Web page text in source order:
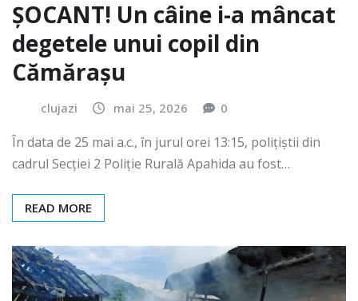
ȘOCANT! Un câine i-a mâncat
degetele unui copil din
Cămărașu
clujazi mai 25, 2026 0
În data de 25 mai a.c., în jurul orei 13:15, polițiștii din
cadrul Secției 2 Poliție Rurală Apahida au fost…
READ MORE